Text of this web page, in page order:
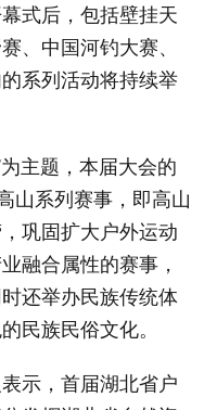
式后，包括壁挂天
、中国河钓大赛、
系列活动将持续举
主题，本届大会的
山系列赛事，即高山
巩固扩大户外运动
融合属性的赛事，
还举办民族传统体
民族民俗文化。
示，首届湖北省户